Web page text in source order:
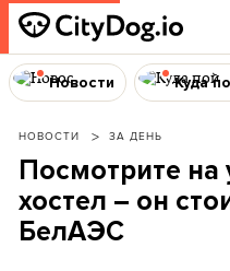
Новости Куда
НОВОСТИ ЗА ДЕНЬ
Посмотрите на
хостел – он
БелАЭС